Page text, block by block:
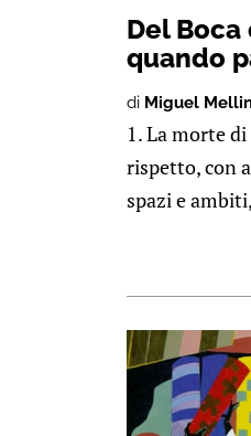
Del
quando
di Miguel
1. La morte
rispetto, con
spazi e